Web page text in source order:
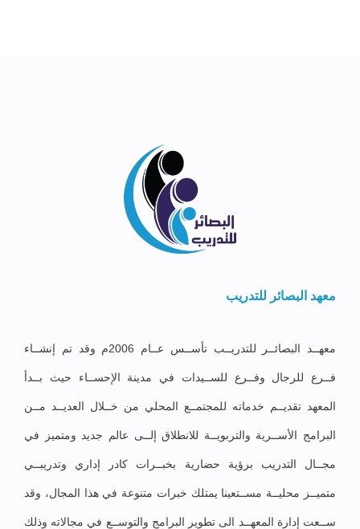
معهد البصائر للتدريب
معهــد البصائــر للتدريــب تأســس عــام 2006م وقد تم إنشــاء
فــرع للرجال وفــرع للســيدات في مدينة الإحســاء حيث بــدأ
المعهد تقديــم خدماته للمجتمــع المحلي من خــلال العديــد مــن
البرامج الأســرية والتربويــة للانطلاق إلــى عالم جديد ومتميز في
مجــال التدريب برؤية حضارية بخبــرات كادر إداري وتدريبــي
متميــز محليــة مســتعينا يمتلك خبرات متنوعة في هذا المجال، وقد
ســعت إدارة المعهــد الى تطوير البرامج والتوســع في مجالاته وذلك